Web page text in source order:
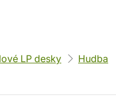
LP desky
Hudba